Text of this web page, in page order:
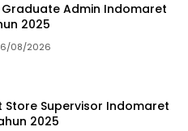
Graduate Admin Indomaret
2025
08/2026
Store Supervisor Indomaret
2025